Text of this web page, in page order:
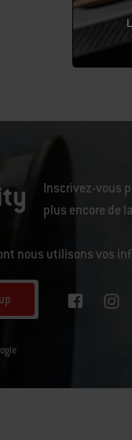
119,99
Color
Inscrivez-vous
plus encore de
nous utilisons vos